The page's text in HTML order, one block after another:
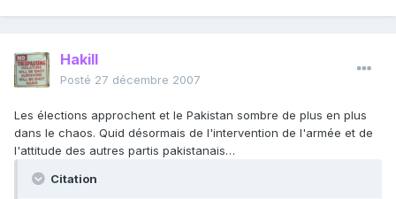
Hakill
Posté 27 décembre 2007
Les élections approchent et le Pakistan sombre de plus en plus
dans le chaos. Quid désormais de l'intervention de l'armée et de
l'attitude des autres partis pakistanais…
Citation